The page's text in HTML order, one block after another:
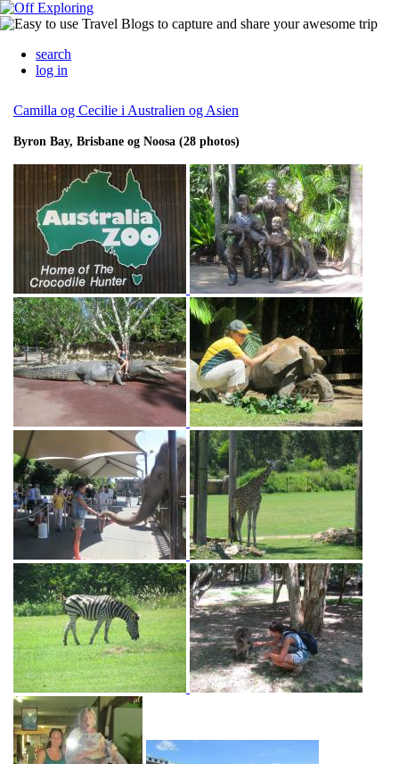
search
log in
Camilla og Cecilie i Australien og Asien
Byron Bay, Brisbane og Noosa (28 photos)